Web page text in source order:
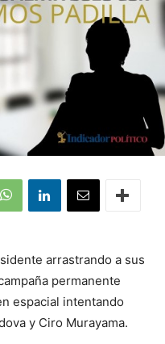
arrastrando a sus
permanente
espacial intentando
y Ciro Murayama.